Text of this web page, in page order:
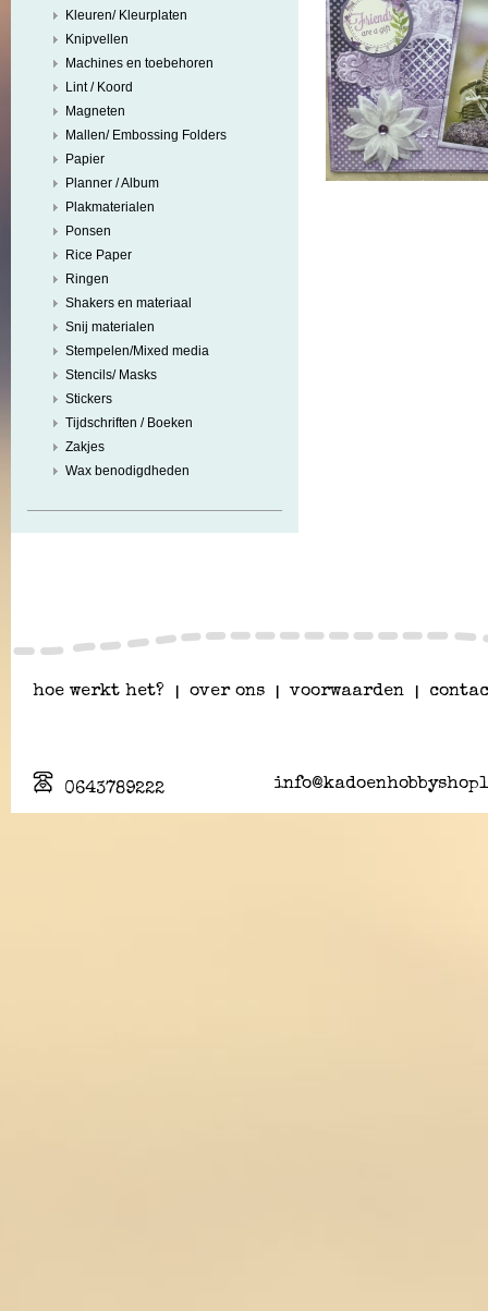
Kleuren/ Kleurplaten
Knipvellen
Machines en toebehoren
Lint / Koord
Magneten
Mallen/ Embossing Folders
Papier
Planner / Album
Plakmaterialen
Ponsen
Rice Paper
Ringen
Shakers en materiaal
Snij materialen
Stempelen/Mixed media
Stencils/ Masks
Stickers
Tijdschriften / Boeken
Zakjes
Wax benodigdheden
hoe werkt het? over ons voorwaarden
0643789222